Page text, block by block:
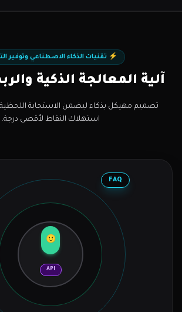
⚡ تقنيات الذكاء الاصطناعي وتوفير
آلية المعالجة الذكية
تصميم مهيكل بذكاء ليضمن الاستجابة
استهلاك النقاط لأقصى درجة.
FAQ
🙂
API